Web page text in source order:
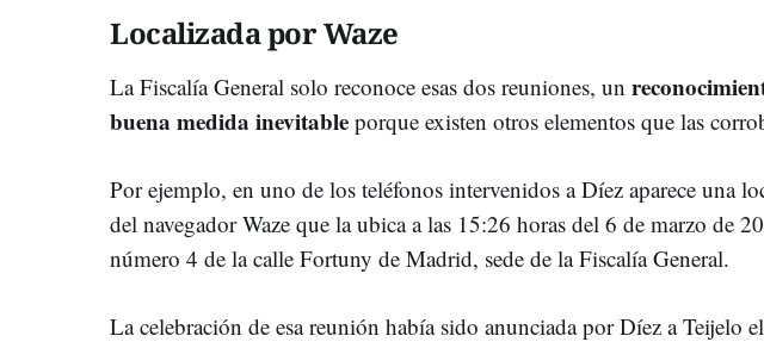
Localizada por Waze
La Fiscalía General solo reconoce esas dos reuniones, un
buena medida inevitable porque existen otros elementos que las
Por ejemplo, en uno de los teléfonos intervenidos a Díez aparece una
del navegador Waze que la ubica a las 15:26 horas del 6 de marzo de
número 4 de la calle Fortuny de Madrid, sede de la Fiscalía General.
La celebración de esa reunión había sido anunciada por Díez a Teijelo